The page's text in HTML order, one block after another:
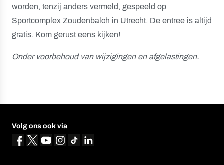
worden, tenzij anders vermeld, gespeeld op
Sportcomplex Zoudenbalch in Utrecht. De entree is altijd
gratis. Kom gerust eens kijken!
Onder voorbehoud van wijzigingen en afgelastingen.
Volg ons ook via